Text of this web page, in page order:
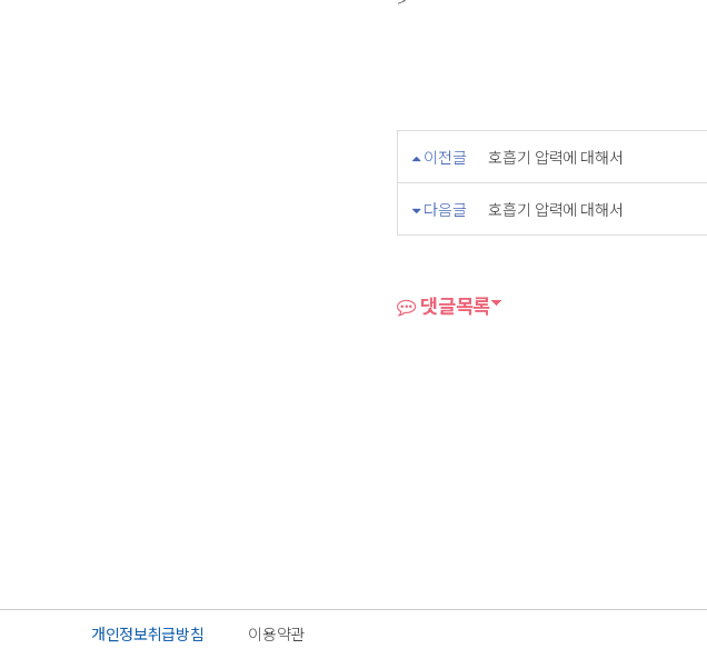
이전글 호흡기 압력에 대해서
다음글 호흡기 압력에 대해서
댓글목록
개인정보취급방침 이용약관